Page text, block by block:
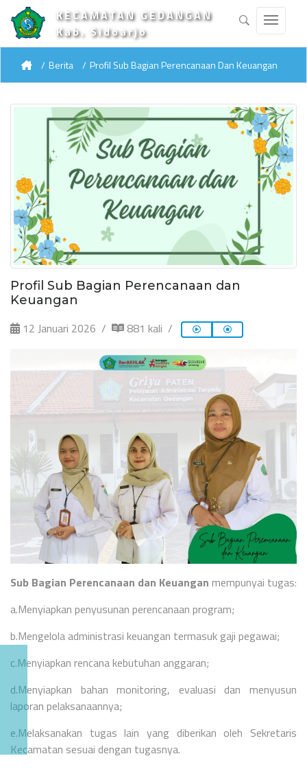
KECAMATAN GEDANGAN
Kab. Sidoarjo
Berita Profil Sub Bagian Perencanaan Dan Keuangan
Profil Sub Bagian Perencanaan dan
Keuangan
12 Januari 2026 881 kali
Sub Bagian Perencanaan dan Keuangan mempunyai tugas:
a.Menyiapkan penyusunan perencanaan program;
b.Mengelola administrasi keuangan termasuk gaji pegawai;
c.Menyiapkan rencana kebutuhan anggaran;
d.Menyiapkan bahan monitoring, evaluasi dan menyusun
laporan pelaksanaannya;
e.Melaksanakan tugas lain yang diberikan oleh Sekretaris
Kecamatan sesuai dengan tugasnya.